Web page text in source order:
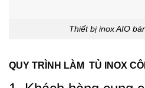
Thiết bị inox AIO
QUY TRÌNH LÀM TỦ INOX